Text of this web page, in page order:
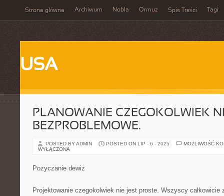
Strona główna Archiwum Nobla Ormuz Spis Treści Tagi
USA
PLANOWANIE CZEGOKOLWIEK
BEZPROBLEMOWE.
POSTED BY ADMIN POSTED ON LIP - 6 - 2025
MOŻLIWOŚĆ
WYŁĄCZONA
Pożyczanie dewiz
Projektowanie czegokolwiek nie jest proste. Wszyscy całkowicie